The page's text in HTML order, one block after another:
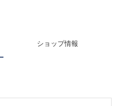
ショップ情報